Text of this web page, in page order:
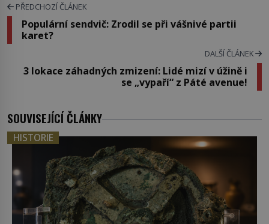
PŘEDCHOZÍ ČLÁNEK
Populární sendvič: Zrodil se při vášnivé partii
karet?
DALŠÍ ČLÁNEK
3 lokace záhadných zmizení: Lidé mizí v úžině i
se „vypaří“ z Páté avenue!
SOUVISEJÍCÍ ČLÁNKY
HISTORIE